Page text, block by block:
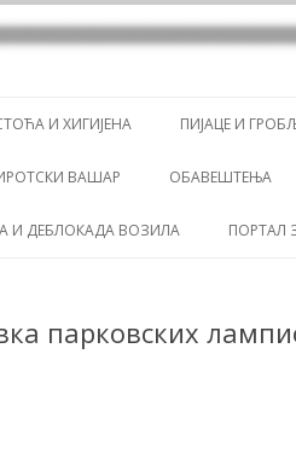
И ХИГИЈЕНА ПИЈАЦЕ И
ВАШАР ОБАВЕШТЕЊА
И ДЕБЛОКАДА ВОЗИЛА ПОРТАЛ
парковских